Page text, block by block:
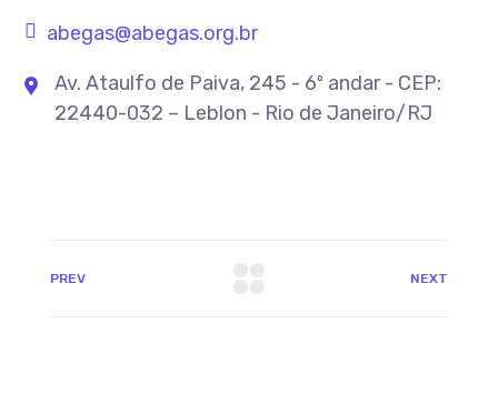
abegas@abegas.org.br
Av. Ataulfo de Paiva, 245 - 6º andar - CEP:
22440-032 – Leblon - Rio de Janeiro/RJ
PREV NEXT